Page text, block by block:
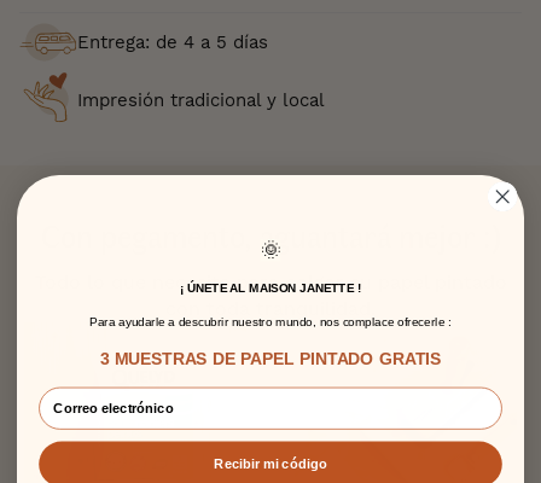
Entrega: de 4 a 5 días
Impresión tradicional y local
Con pegamento, aguantará mejor :)
Todo lo que necesita para colgar su papel pintado
🌞
¡ ÚNETE AL MAISON JANETTE !
Para ayudarle a descubrir nuestro mundo, nos complace ofrecerle :
3 MUESTRAS DE PAPEL PINTADO GRATIS
Recibir mi código